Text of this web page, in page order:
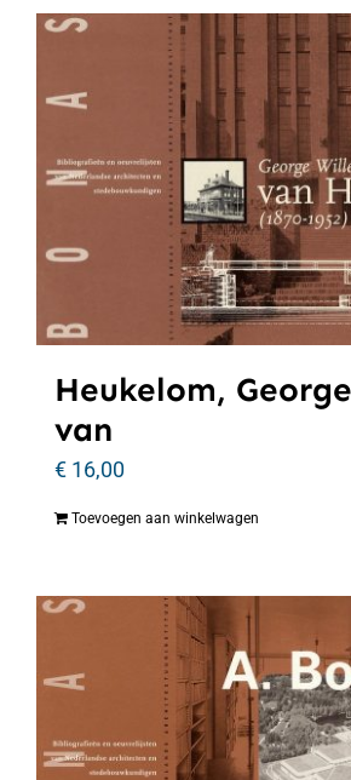
Heukelom,
van
€ 16,00
Toevoegen aan winkelwagen